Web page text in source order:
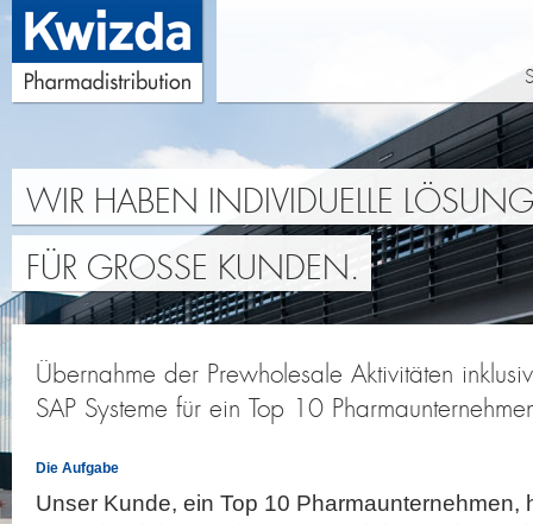
WIR HABEN INDIVIDUELLE
FÜR GROSSE KUNDEN.
Übernahme der Prewholesale Aktivitäten
SAP Systeme für ein Top 10
Die Aufgabe
Unser Kunde, ein Top 10 Pharmaunternehmen,